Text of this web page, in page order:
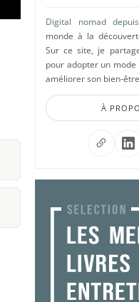
Digital nomad
monde à la
Sur ce site, je
pour adopter un
améliorer son bien-
À